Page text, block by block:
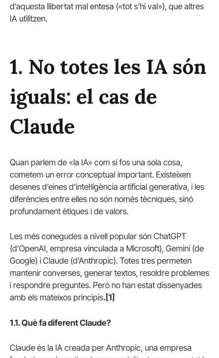
d’aquesta llibertat mal entesa («tot s’hi val»), que altres
IA utilitzen.
1. No totes les IA són
iguals: el cas de
Claude
Quan parlem de «la IA» com si fos una sola cosa,
cometem un error conceptual important. Existeixen
desenes d’eines d’intel·ligència artificial generativa, i les
diferències entre elles no són només tècniques, sinó
profundament ètiques i de valors.
Les més conegudes a nivell popular són ChatGPT
(d’OpenAI, empresa vinculada a Microsoft), Gemini (de
Google) i Claude (d’Anthropic). Totes tres permeten
mantenir converses, generar textos, resoldre problemes
i respondre preguntes. Però no han estat dissenyades
amb els mateixos principis.[1]
1.1. Què fa diferent Claude?
Claude és la IA creada per Anthropic, una empresa